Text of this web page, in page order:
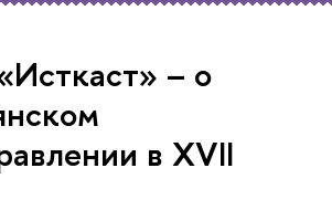
– о
в XVII